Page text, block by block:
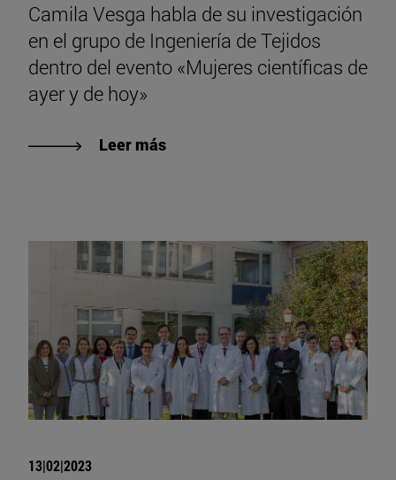
Camila Vesga habla de su investigación
en el grupo de Ingeniería de Tejidos
dentro del evento «Mujeres científicas de
ayer y de hoy»
Leer más
13|02|2023